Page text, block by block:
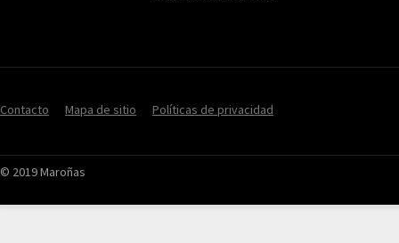
Contacto Mapa de sitio Políticas de privacidad
© 2019 Maroñas